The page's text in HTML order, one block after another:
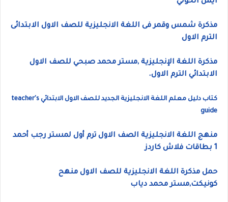
مذكرة شمس وقمر فى اللغة الانجليزية للصف الاول الابتدائى
الترم الاول
مذكرة اللغة الإنجليزية ,مستر محمد صبحي للصف الاول
الابتدائي الترم الاول.
كتاب دليل معلم اللغة الانجليزية الجديد للصف الاول الابتدائي teacher's
guide
منهج اللغة الانجليزية الصف الاول ترم أول لمستر رجب أحمد
1 بطاقات فلاش كاردز
حمل مذكرة اللغة الانجليزية للصف الاول منهح
كونيكت,مستر محمد دياب